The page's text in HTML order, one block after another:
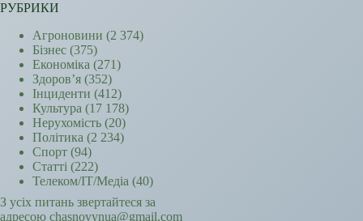
РУБРИКИ
Агроновини (2 374)
Бізнес (375)
Економіка (271)
Здоров’я (352)
Інциденти (412)
Культура (17 178)
Нерухомість (20)
Політика (2 234)
Спорт (94)
Статті (222)
Телеком/ІТ/Медіа (40)
З усіх питань звертайтеся за
адресою chasnovynua@gmail.com